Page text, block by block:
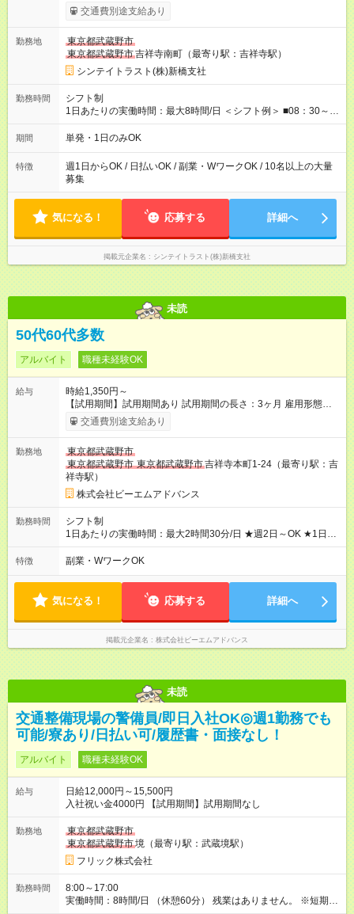
が週2日以下の場合 日勤／日給：10，400円 夜勤／日給：12，
350円 ■交通費別途全額支給 ※規定あり ■支払方法：日払い └日
⇒希望をお聞かせください♪ ■各種資格手当あり ■残業手当あり ■
日給保障あり └早く終わっても”全額”支給！ ----- ≪ 法定研修
≫ 研修時の給与： 日給10，000円×3日間（24時間） ＝研修費
として合計30，000円支給 ＋交通費全額支給 ※規定あり 【試用
期間】試用期間なし
交通費別途支給あり
勤務地
東京都武蔵野市
東京都武蔵野市吉祥寺南町（最寄り駅：吉祥寺駅）
シンテイトラスト(株)新橋支社
勤務時間
シフト制
1日あたりの実働時間：最大8時間/日 ＜シフト例＞ ■08：30～
17：30 ■20：00～翌5：00 など！ 上記時間内で、 実働8時
間・休憩1時間／日
期間 単発・1日のみOK
特徴
週1日からOK / 日払いOK / 副業・WワークOK / 10名以上の大量
募集
気になる！ 応募する 詳細へ
掲載元企業名 シンテイトラスト(株)新橋支社
未読
50代60代多数
アルバイト 職種未経験OK
給与
時給1,350円～
【試用期間】試用期間あり 試用期間の長さ：3ヶ月 雇用形態、
給与は本採用時と同じです。
交通費別途支給あり
勤務地
東京都武蔵野市
東京都武蔵野市 東京都武蔵野市吉祥寺本町1-24（最寄り駅：吉
祥寺駅）
株式会社ビーエムアドバンス
勤務時間
シフト制
1日あたりの実働時間：最大2時間30分/日 ★週2日～OK ★1日あ
たりの実働時間：2.5時間 ＜シフト例＞ 7：00～9：30 ・勤務曜
日：月～日（祝あり） ◎週2日～応相談 ◎時短勤務なのでWワー
特徴 副業・WワークOK
気になる！ 応募する 詳細へ
掲載元企業名 株式会社ビーエムアドバンス
未読
交通整備現場の警備員/即日入社OK◎週1勤務でも
可能/寮あり/日払い可/履歴書・面接なし！
アルバイト 職種未経験OK
給与
日給12,000円～15,500円
入社祝い金4000円 【試用期間】試用期間なし
勤務地
東京都武蔵野市
東京都武蔵野市境（最寄り駅：武蔵境駅）
フリック株式会社
勤務時間
8:00～17:00
実働時間：8時間/日 （休憩60分） 残業はありません。 ※短期の